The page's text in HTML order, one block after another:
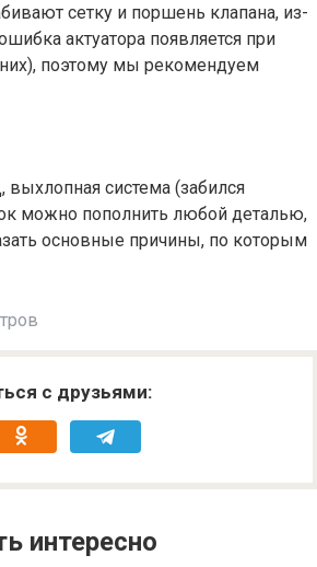
сетку и поршень клапана, из-
актуатора появляется при
поэтому мы рекомендуем
система (забился
можно пополнить любой деталью,
основные причины, по которым
с друзьями:
интересно